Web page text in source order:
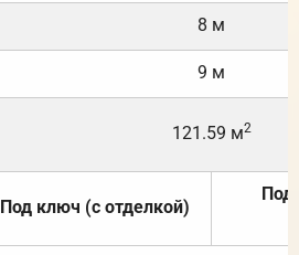
8 м
9 м
121.59 м2
Под ключ (с отделкой)
Под